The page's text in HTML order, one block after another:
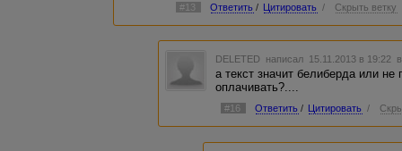
#13 Ответить / Цитировать / Скрыть ветку
DELETED написал 15.11.2013 в 19:22
а текст значит белиберда или
оплачивать?....
#16 Ответить / Цитировать /